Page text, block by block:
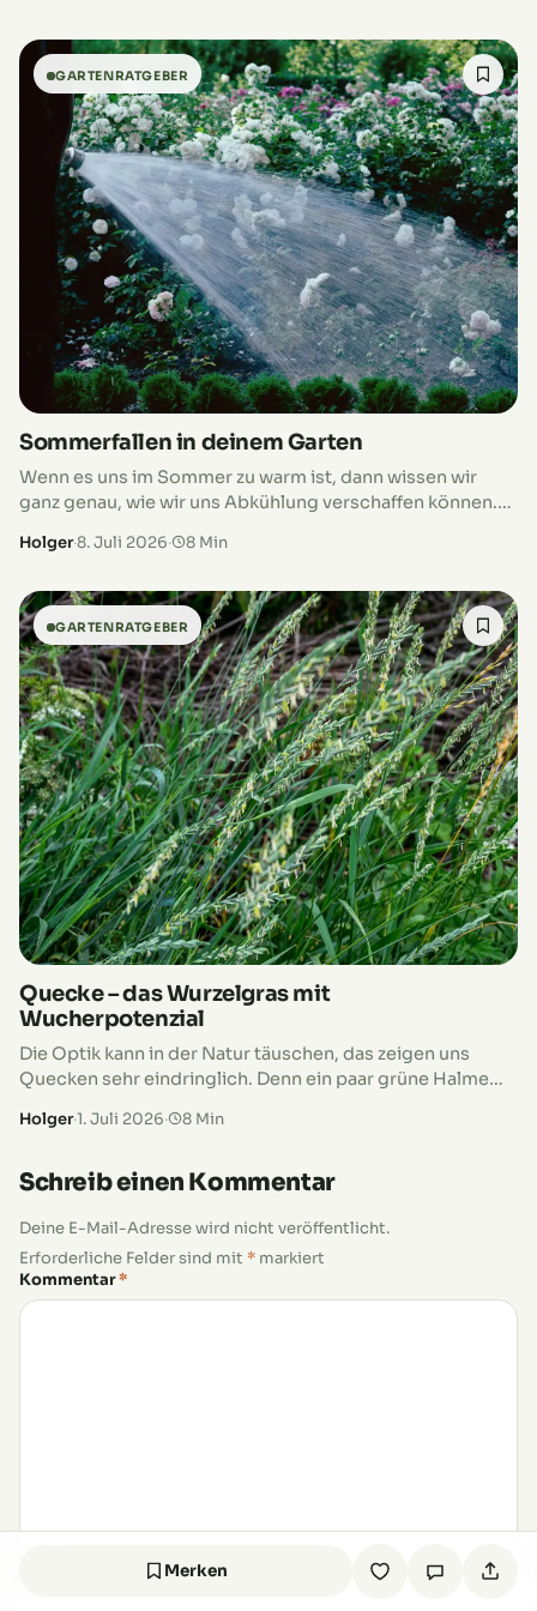
GARTENRATGEBER
Sommerfallen in deinem Garten
Wenn es uns im Sommer zu warm ist, dann wissen wir
ganz genau, wie wir uns Abkühlung verschaffen können.
Holger·8. Juli 2026· 8 Min
GARTENRATGEBER
Quecke – das Wurzelgras mit
Wucherpotenzial
Die Optik kann in der Natur täuschen, das zeigen uns
Quecken sehr eindringlich. Denn ein paar grüne Halme
nicht nach…
Holger·1. Juli 2026· 8 Min
Schreib einen Kommentar
Deine E-Mail-Adresse wird nicht veröffentlicht.
Erforderliche Felder sind mit * markiert
Kommentar*
Merken